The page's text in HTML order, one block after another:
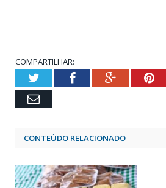
COMPARTILHAR:
TwitterFacebookGoogle+
Email
CONTEÚDO RELACIONADO